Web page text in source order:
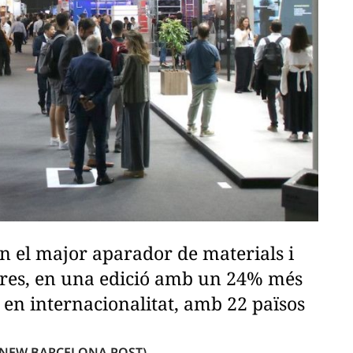
el major aparador de materials i
en una edició amb un 24% més
internacionalitat, amb 22 països